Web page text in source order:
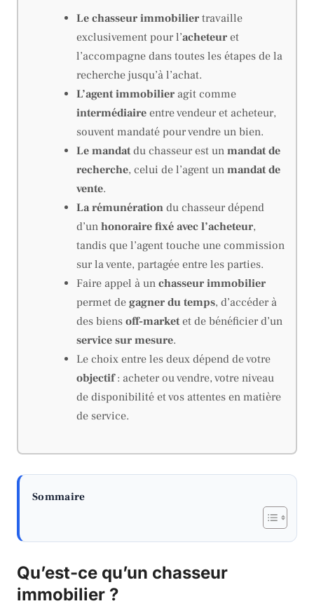
Le chasseur immobilier travaille
exclusivement pour l’acheteur et
l’accompagne dans toutes les étapes de la
recherche jusqu’à l’achat.
L’agent immobilier agit comme
intermédiaire entre vendeur et acheteur,
souvent mandaté pour vendre un bien.
Le mandatdu chasseur est un mandat de
recherche, celui de l’agent un mandat de
vente.
La rémunération du chasseur dépend
d’un honoraire fixé avec l’acheteur,
tandis que l’agent touche une commission
sur la vente, partagée entre les parties.
Faire appel à un chasseur immobilier
permet de gagner du temps, d’accéder à
des biens off-marketet de bénéficier d’un
service sur mesure.
Le choix entre les deux dépend de votre
objectif: acheter ou vendre, votre niveau
de disponibilité et vos attentes en matière
de service.
Sommaire
Qu’est-ce qu’un chasseur
immobilier ?